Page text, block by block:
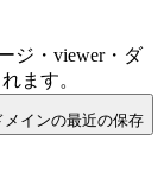
ジ・viewer・ダ
ます。
メインの最近の保存